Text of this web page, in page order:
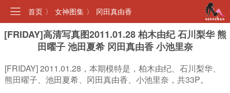
首页 〉 女神图集 〉 冈田真由香
[FRIDAY]高清写真图2011.01.28 柏木由纪 石川梨华 熊
田曜子 池田夏希 冈田真由香 小池里奈
[FRIDAY] 2011.01.28，本期模特是，柏木由纪、石川梨华、
熊田曜子、池田夏希、冈田真由香、小池里奈，共33P。